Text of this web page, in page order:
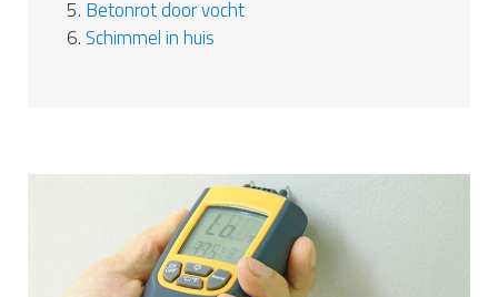
5. Betonrot door vocht
6. Schimmel in huis